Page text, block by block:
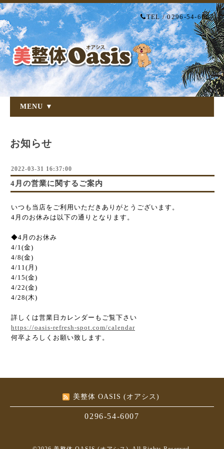
TEL / 0296-54-6007
MENU ▼
お知らせ
2022-03-31 16:37:00
4月の営業に関するご案内
いつも当店をご利用いただきありがとうございます。
4月のお休みは以下の通りとなります。
◆4月のお休み
4/1(金)
4/8(金)
4/11(月)
4/15(金)
4/22(金)
4/28(木)
詳しくは営業日カレンダーもご覧下さい
https://oasis-refresh-spot.com/calendar
何卒よろしくお願い致します。
美整体 OASIS (オアシス)
0296-54-6007